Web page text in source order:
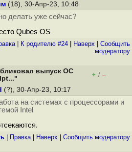
(18), 30-Апр-23, 10:48
делать уже сейчас?
Qubes OS
| К родителю #24 Наверх
Cообщить
модератору
выпуск ОС
+ / –
(?), 30-Апр-23, 10:17
на системах с процессорами и
Intel
Правка| Наверх Cообщить модератору